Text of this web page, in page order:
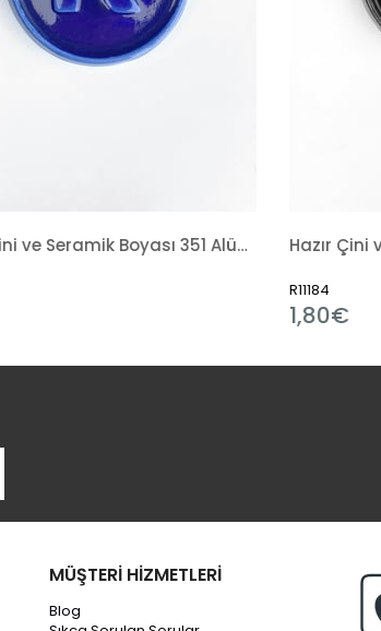
Hazır Çini ve Seramik Boyası 351 Alümina Mavi
MÜŞTERİ HİZMETLERİ
Blog